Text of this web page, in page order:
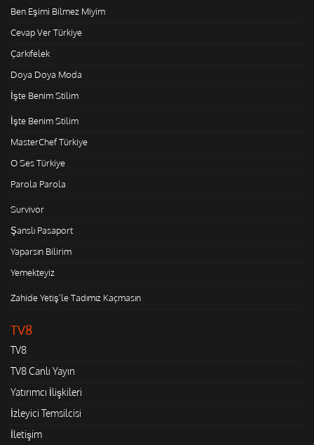
Ben Eşimi Bilmez Miyim
Cevap Ver Türkiye
Çarkıfelek
Doya Doya Moda
İşte Benim Stilim
İşte Benim Stilim
MasterChef Türkiye
O Ses Türkiye
Parola Parola
Survivor
Şanslı Pasaport
Yaparsın Bilirim
Yemekteyiz
Zahide Yetiş'le Tadımız Kaçmasın
TV8
TV8
TV8 Canlı Yayın
Yatırımcı İlişkileri
İzleyici Temsilcisi
İletişim